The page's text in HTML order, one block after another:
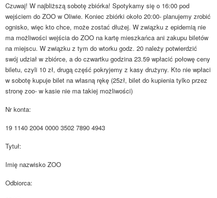
Czuwaj! W najbliższą sobotę zbiórka! Spotykamy się o 16:00 pod
wejściem do ZOO w Oliwie. Koniec zbiórki około 20:00- planujemy zrobić
ognisko, więc kto chce, może zostać dłużej.W związku z epidemią nie
ma możliwości wejścia do ZOO na kartę mieszkańca ani zakupu biletów
na miejscu. W związku z tym do wtorku godz. 20 należy potwierdzić
swój udział w zbiórce, a do czwartku godzina 23.59 wpłacić połowę ceny
biletu, czyli 10 zł, drugą część pokryjemy z kasy drużyny. Kto nie wpłaci
w sobotę kupuje bilet na własną rękę (25zł, bilet do kupienia tylko przez
stronę zoo- w kasie nie ma takiej możliwości)
Nr konta:
19 1140 2004 0000 3502 7890 4943
Tytuł:
Imię nazwisko ZOO
Odbiorca: